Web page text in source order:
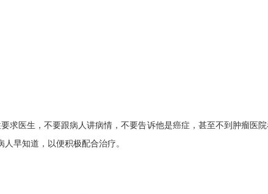
医生，不要跟病人讲病情，不要告诉他是癌症，甚至不到肿瘤医
早知道，以便积极配合治疗。